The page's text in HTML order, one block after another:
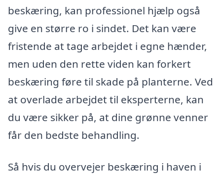
beskæring, kan professionel hjælp også
give en større ro i sindet. Det kan være
fristende at tage arbejdet i egne hænder,
men uden den rette viden kan forkert
beskæring føre til skade på planterne. Ved
at overlade arbejdet til eksperterne, kan
du være sikker på, at dine grønne venner
får den bedste behandling.
Så hvis du overvejer beskæring i haven i